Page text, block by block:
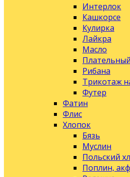
Интерлок
Кашкорсе
Кулирка
Лайкра
Масло
Рибана
Трикотаж
Футер
Фатин
Флис
Хлопок
Бязь
Муслин
Польский
Поплин,